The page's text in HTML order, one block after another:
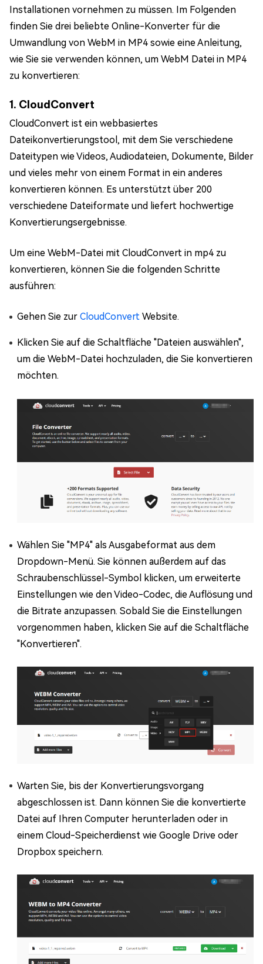
Installationen vornehmen zu müssen. Im Folgenden
finden Sie drei beliebte Online-Konverter für die
Umwandlung von WebM in MP4 sowie eine Anleitung,
wie Sie sie verwenden können, um WebM Datei in MP4
zu konvertieren:
1. CloudConvert
CloudConvert ist ein webbasiertes
Dateikonvertierungstool, mit dem Sie verschiedene
Dateitypen wie Videos, Audiodateien, Dokumente, Bilder
und vieles mehr von einem Format in ein anderes
konvertieren können. Es unterstützt über 200
verschiedene Dateiformate und liefert hochwertige
Konvertierungsergebnisse.
Um eine WebM-Datei mit CloudConvert in mp4 zu
konvertieren, können Sie die folgenden Schritte
ausführen:
Gehen Sie zur CloudConvert Website.
Klicken Sie auf die Schaltfläche "Dateien auswählen",
um die WebM-Datei hochzuladen, die Sie konvertieren
möchten.
Wählen Sie "MP4" als Ausgabeformat aus dem
Dropdown-Menü. Sie können außerdem auf das
Schraubenschlüssel-Symbol klicken, um erweiterte
Einstellungen wie den Video-Codec, die Auflösung und
die Bitrate anzupassen. Sobald Sie die Einstellungen
vorgenommen haben, klicken Sie auf die Schaltfläche
"Konvertieren".
Warten Sie, bis der Konvertierungsvorgang
abgeschlossen ist. Dann können Sie die konvertierte
Datei auf Ihren Computer herunterladen oder in
einem Cloud-Speicherdienst wie Google Drive oder
Dropbox speichern.